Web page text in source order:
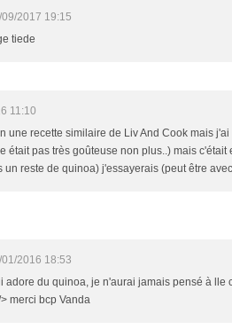
2017 19:15
tiede
11:10
une recette similaire de Liv And Cook mais
était pas très goûteuse non plus..) mais
un reste de quinoa) j'essayerais (peut être
01/2016 18:53
adore du quinoa, je n'aurai jamais pensé à lle
merci bcp Vanda